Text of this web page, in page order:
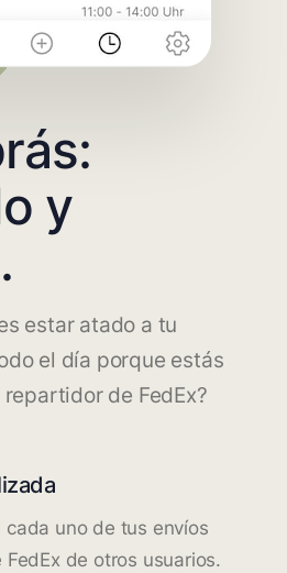
y
estar atado a tu
el día porque estás
de FedEx?
cada uno de tus envíos
de otros usuarios.